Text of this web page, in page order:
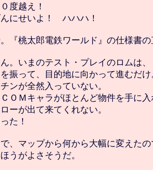
度越え！
にせいよ！　ハハハ！
『桃太郎電鉄ワールド』の仕様書の
。いまのテスト・プレイのロムは
振って、目的地に向かって進むだけ
ンが全然入っていない。
ＯＭキャラがほとんど物件を手に
ーが出て来てくれない。
た！
、マップから何から大幅に変えた
うがよさそうだ。